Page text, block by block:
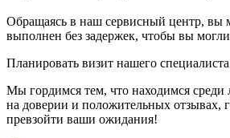
Обращаясь в наш сервисный центр, вы
выполнен без задержек, чтобы вы
Планировать визит нашего
Мы гордимся тем, что находимся
на доверии и положительных отзывах,
превзойти ваши ожидания!